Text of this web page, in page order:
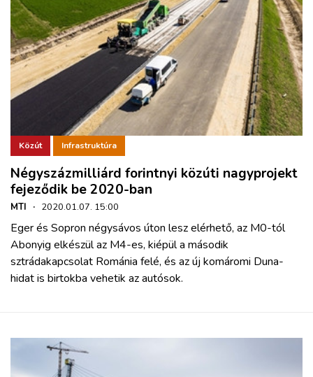
Közút Infrastruktúra
Négyszázmilliárd forintnyi közúti nagyprojekt
fejeződik be 2020-ban
MTI · 2020.01.07. 15:00
Eger és Sopron négysávos úton lesz elérhető, az M0-tól
Abonyig elkészül az M4-es, kiépül a második
sztrádakapcsolat Románia felé, és az új komáromi Duna-
hidat is birtokba vehetik azautósok.